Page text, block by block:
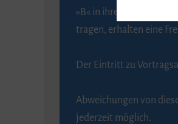
»B« in ihrem
tragen, erhalten eine
Der Eintritt zu
Abweichungen von
jederzeit möglich.